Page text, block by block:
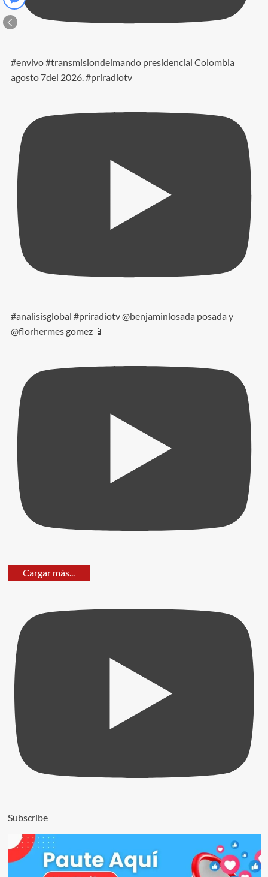
#envivo #transmisiondelmando presidencial Colombia
agosto 7del 2026. #priradiotv
#analisisglobal #priradiotv @benjaminlosada posada y
@florhermes gomez 📱
Cargar más...
Subscribe